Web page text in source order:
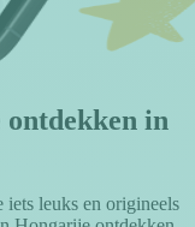
ontdekken in
leuks en origineels